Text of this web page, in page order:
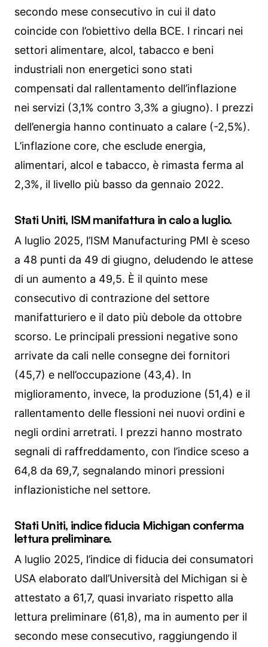
secondo mese consecutivo in cui il dato
coincide con l’obiettivo della BCE. I rincari nei
settori alimentare, alcol, tabacco e beni
industriali non energetici sono stati
compensati dal rallentamento dell’inflazione
nei servizi (3,1% contro 3,3% a giugno). I prezzi
dell’energia hanno continuato a calare (-2,5%).
L’inflazione core, che esclude energia,
alimentari, alcol e tabacco, è rimasta ferma al
2,3%, il livello più basso da gennaio 2022.
Stati Uniti, ISM manifattura in calo a luglio.
A luglio 2025, l’ISM Manufacturing PMI è sceso
a 48 punti da 49 di giugno, deludendo le attese
di un aumento a 49,5. È il quinto mese
consecutivo di contrazione del settore
manifatturiero e il dato più debole da ottobre
scorso. Le principali pressioni negative sono
arrivate da cali nelle consegne dei fornitori
(45,7) e nell’occupazione (43,4). In
miglioramento, invece, la produzione (51,4) e il
rallentamento delle flessioni nei nuovi ordini e
negli ordini arretrati. I prezzi hanno mostrato
segnali di raffreddamento, con l’indice sceso a
64,8 da 69,7, segnalando minori pressioni
inflazionistiche nel settore.
Stati Uniti, indice fiducia Michigan conferma
lettura preliminare.
A luglio 2025, l’indice di fiducia dei consumatori
USA elaborato dall’Università del Michigan si è
attestato a 61,7, quasi invariato rispetto alla
lettura preliminare (61,8), ma in aumento per il
secondo mese consecutivo, raggiungendo il